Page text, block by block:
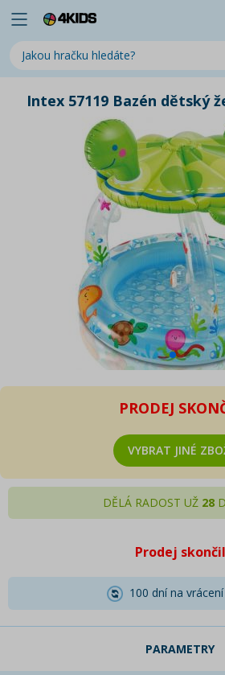
Intex 57119 Bazén dětský
PRODEJ
VYBRAT JINÉ
DĚLÁ RADOST UŽ 28
Prodej skončil
100 dní na vrácení
PARAMETRY